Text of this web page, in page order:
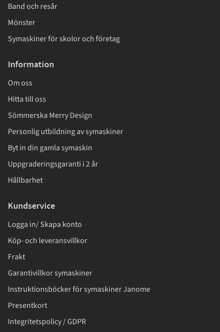
Band och resår
Mönster
Symaskiner för skolor och företag
Information
Om oss
Hitta till oss
Sömmerska Merry Design
Personlig utbildning av symaskiner
Byt in din gamla symaskin
Uppgraderingsgaranti i 2 år
Hållbarhet
Kundservice
Logga in/ Skapa konto
Köp- och leveransvillkor
Frakt
Garantivillkor symaskiner
Instruktionsböcker för symaskiner Janome
Presentkort
Integritetspolicy / GDPR